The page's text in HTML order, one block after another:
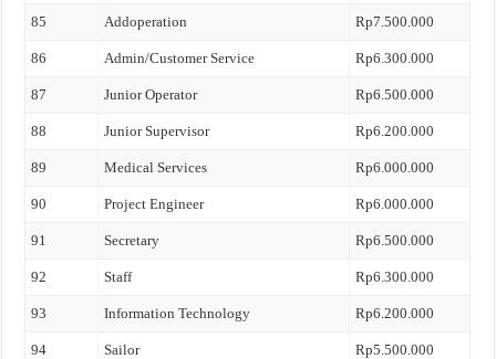
85 Addoperation Rp7.500.000
86 Admin/Customer Service Rp6.300.000
87 Junior Operator Rp6.500.000
88 Junior Supervisor Rp6.200.000
89 Medical Services Rp6.000.000
90 Project Engineer Rp6.000.000
91 Secretary Rp6.500.000
92 Staff Rp6.300.000
93 Information Technology Rp6.200.000
94 Sailor Rp5.500.000